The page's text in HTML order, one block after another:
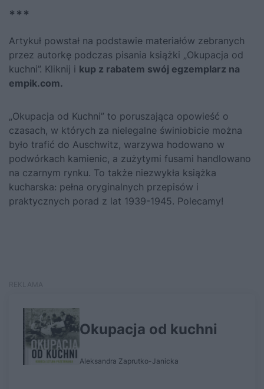
***
Artykuł powstał na podstawie materiałów zebranych
przez autorkę podczas pisania książki „Okupacja od
kuchni”. Kliknij i kup z rabatem swój egzemplarz na
empik.com.
„Okupacja od Kuchni” to poruszająca opowieść o
czasach, w których za nielegalne świniobicie można
było trafić do Auschwitz, warzywa hodowano w
podwórkach kamienic, a zużytymi fusami handlowano
na czarnym rynku. To także niezwykła książka
kucharska: pełna oryginalnych przepisów i
praktycznych porad z lat 1939-1945. Polecamy!